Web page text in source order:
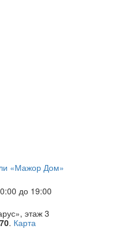
до 19:00
этаж 3
. Карта